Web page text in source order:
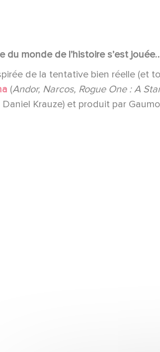
du monde de l’histoire s’est
de la tentative bien réelle (et
(Andor, Narcos, Rogue One : A
Krauze) et produit par